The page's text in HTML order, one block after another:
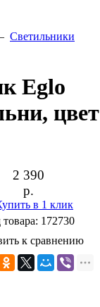
Светильники
Eglo
цвет
2 390
р.
в 1 клик
172730
к сравнению